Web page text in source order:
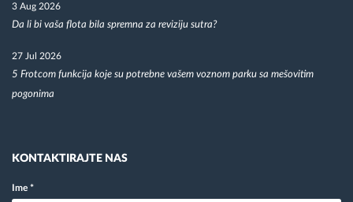
3 Aug 2026
Da li bi vaša flota bila spremna za reviziju sutra?
27 Jul 2026
5 Frotcom funkcija koje su potrebne vašem voznom parku sa mešovitim
pogonima
KONTAKTIRAJTE NAS
Ime *